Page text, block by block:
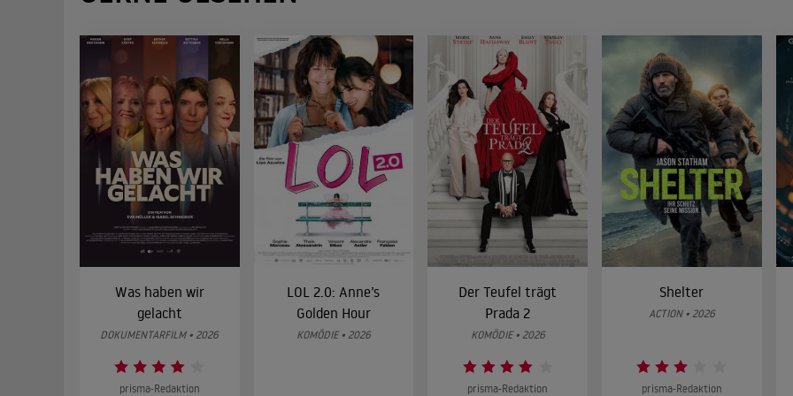
Was haben wir
gelacht
DOKUMENTARFILM • 2026
prisma-Redaktion
LOL 2.0: Anne’s
Golden Hour
KOMÖDIE • 2026
Der Teufel trägt
Prada 2
KOMÖDIE • 2026
prisma-Redaktion
Shelter
ACTION • 2026
prisma-Redaktion